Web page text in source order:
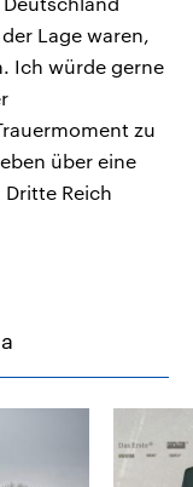
Lage waren,
Ich würde gerne
zu
über eine
Reich